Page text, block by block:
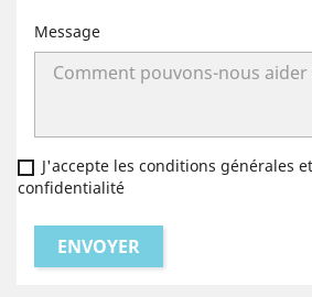
Message
J'accepte les conditions générales
confidentialité